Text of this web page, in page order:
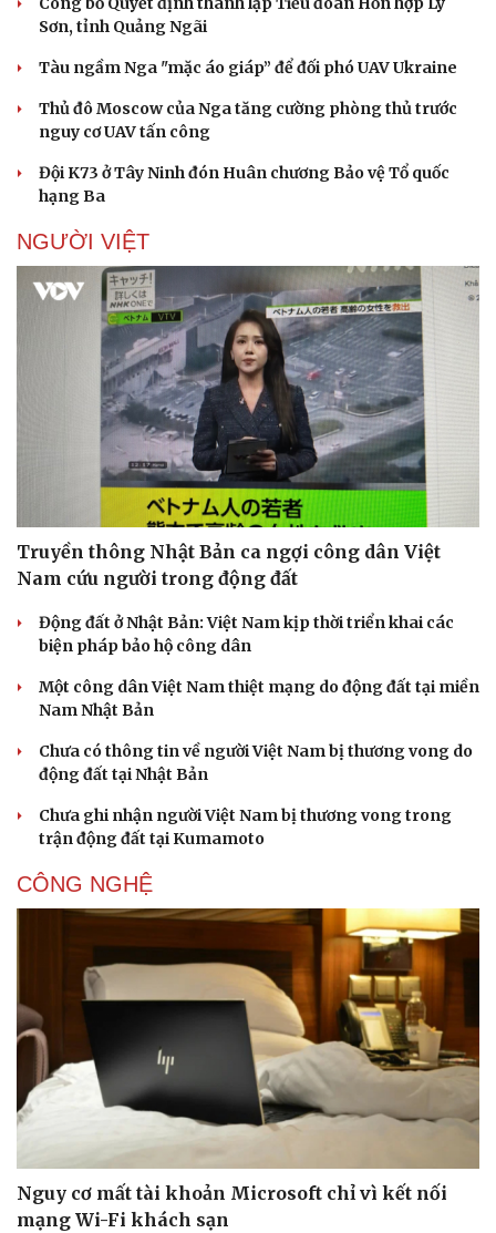
Doanh nghiệp
Thông tin doanh nghiệp
Doanh nhân
Vì cộng đồng
Công nghệ
Trải nghiệm
Sơn, tỉnh Quảng Ngãi
Tàu ngầm Nga "mặc áo giáp” để đối phó UAV Ukraine
Thủ đô Moscow của Nga tăng cường phòng thủ trước
nguy cơ UAV tấn công
Đội K73 ở Tây Ninh đón Huân chương Bảo vệ Tổ quốc
hạng Ba
NGƯỜI VIỆT
Truyền thông Nhật Bản ca ngợi công dân Việt
Nam cứu người trong động đất
Động đất ở Nhật Bản: Việt Nam kịp thời triển khai các
biện pháp bảo hộ công dân
Một công dân Việt Nam thiệt mạng do động đất tại miền
Nam Nhật Bản
Chưa có thông tin về người Việt Nam bị thương vong do
động đất tại Nhật Bản
Chưa ghi nhận người Việt Nam bị thương vong trong
trận động đất tại Kumamoto
CÔNG NGHỆ
Nguy cơ mất tài khoản Microsoft chỉ vì kết nối
mạng Wi-Fi khách sạn